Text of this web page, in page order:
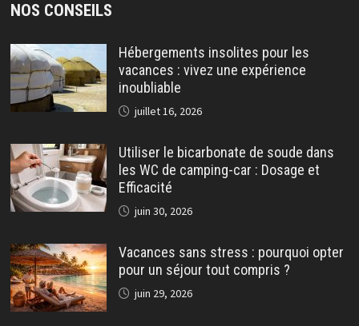
NOS CONSEILS
Hébergements insolites pour les
vacances : vivez une expérience
inoubliable
juillet 16, 2026
Utiliser le bicarbonate de soude dans
les WC de camping-car : Dosage et
Efficacité
juin 30, 2026
Vacances sans stress : pourquoi opter
pour un séjour tout compris ?
juin 29, 2026